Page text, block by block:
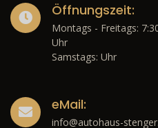
Öffnungszeit:
Montags - Freitags:
Uhr
Samstags: Uhr
eMail:
info@autohaus-